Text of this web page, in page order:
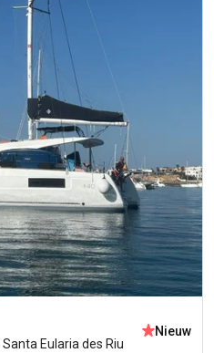
Santa Eularia des Riu
Nieuw